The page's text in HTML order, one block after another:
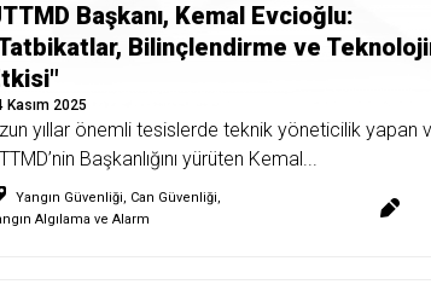
Başkanı, Kemal Evcioğlu:
Bilinçlendirme ve
Kasım 2025
yıllar önemli tesislerde teknik yöneticilik yapan
Başkanlığını yürüten Kemal...
Yangın Güvenliği, Can Güvenliği,
Algılama ve Alarm